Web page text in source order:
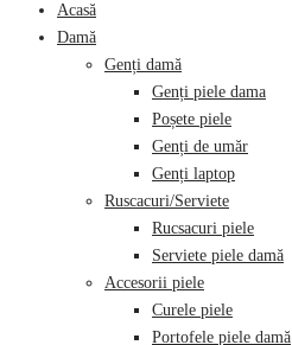
Acasă
Damă
Genți damă
Genți piele dama
Poșete piele
Genți de umăr
Genți laptop
Ruscacuri/Serviete
Rucsacuri piele
Serviete piele damă
Accesorii piele
Curele piele
Portofele piele damă